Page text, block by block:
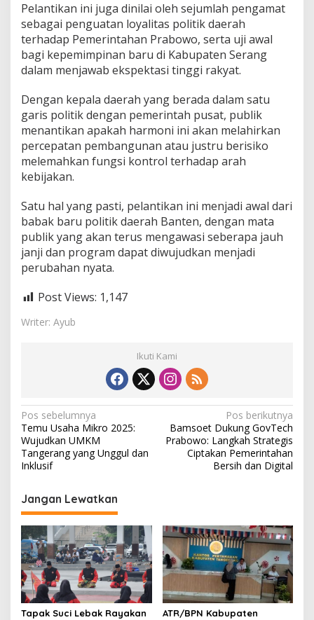
Pelantikan ini juga dinilai oleh sejumlah pengamat
sebagai penguatan loyalitas politik daerah
terhadap Pemerintahan Prabowo, serta uji awal
bagi kepemimpinan baru di Kabupaten Serang
dalam menjawab ekspektasi tinggi rakyat.
Dengan kepala daerah yang berada dalam satu
garis politik dengan pemerintah pusat, publik
menantikan apakah harmoni ini akan melahirkan
percepatan pembangunan atau justru berisiko
melemahkan fungsi kontrol terhadap arah
kebijakan.
Satu hal yang pasti, pelantikan ini menjadi awal dari
babak baru politik daerah Banten, dengan mata
publik yang akan terus mengawasi seberapa jauh
janji dan program dapat diwujudkan menjadi
perubahan nyata.
Post Views: 1,147
Writer: Ayub
Ikuti Kami
N
a
v
i
g
a
s
i
p
o
s
Pos sebelumnya
Temu Usaha Mikro 2025:
Wujudkan UMKM
Tangerang yang Unggul dan
Inklusif
Pos berikutnya
Bamsoet Dukung GovTech
Prabowo: Langkah Strategis
Ciptakan Pemerintahan
Bersih dan Digital
Jangan Lewatkan
Tapak Suci Lebak Rayakan
ATR/BPN Kabupaten